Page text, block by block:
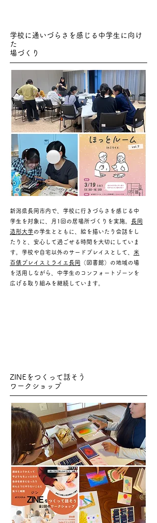
学校に通いづらさを感じる中学生に向け
た
​場づくり
新潟県長岡市内で、学校に行きづらさを感じる中
学生を対象に、月1回の居場所づくりを実施。 長岡
造形大学の学生とともに、絵を描いたり会話をし
たりと、安心して過ごせる時間を大切にしていま
す。学校や自宅以外のサードプレイスとして、 米
百俵プレイスミライエ長岡 （図書館）の地域の場
を活用しながら、中学生のコンフォートゾーンを
広げる取り組みを継続しています。
ZINEをつくって話そう
​ワークショップ